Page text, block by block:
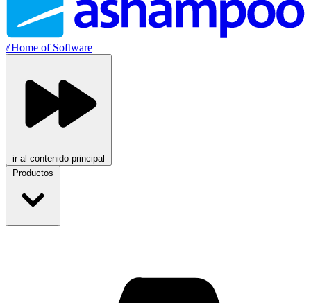
//Home of Software
ir al contenido principal
Productos